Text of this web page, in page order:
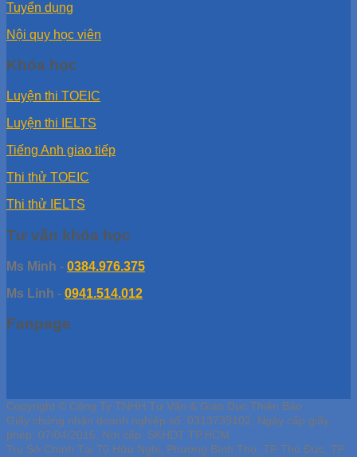
Tuyển dụng
Nội quy học viên
Khóa học
Luyện thi TOEIC
Luyện thi IELTS
Tiếng Anh giao tiếp
Thi thử TOEIC
Thi thử IELTS
Tư vấn khóa học
Ms Minh - 0384.976.375
Ms Linh - 0941.514.012
Fanpage
Copyright © Công Ty TNHH Tư Vấn & Giáo Dục Thiên Bảo
Giấy chứng nhận doanh nghiệp số: 0313739102, Ngày cấp giấy
phép: 07/04/2016, Nơi cấp: SKHDT TP.HCM
Trụ Sở Chính Tại 70 Hữu Nghị, Phường Bình Thọ, TP Thủ Đức, TP